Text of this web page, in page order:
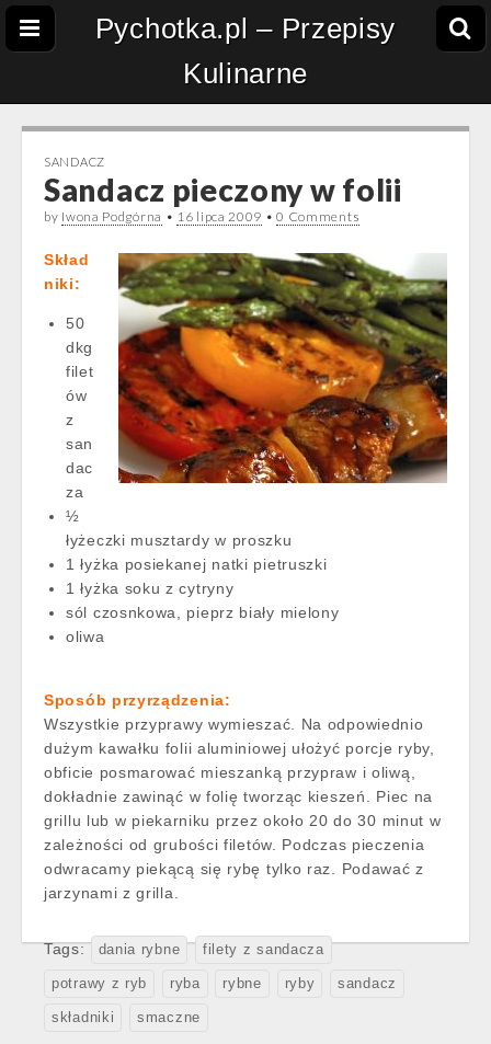
Pychotka.pl – Przepisy
Kulinarne
SANDACZ
Sandacz pieczony w folii
by Iwona Podgórna • 16 lipca 2009 •0 Comments
Skład
niki:
50
dkg
filet
ów
z
san
dac
za
½
łyżeczki musztardy w proszku
1 łyżka posiekanej natki pietruszki
1 łyżka soku z cytryny
sól czosnkowa, pieprz biały mielony
oliwa
Sposób przyrządzenia:
Wszystkie przyprawy wymieszać. Na odpowiednio
dużym kawałku folii aluminiowej ułożyć porcje ryby,
obficie posmarować mieszanką przypraw i oliwą,
dokładnie zawinąć w folię tworząc kieszeń. Piec na
grillu lub w piekarniku przez około 20 do 30 minut w
zależności od grubości filetów. Podczas pieczenia
odwracamy piekącą się rybę tylko raz. Podawać z
jarzynami z grilla.
Tags: dania rybne filety z sandacza
potrawy z ryb ryba rybne ryby sandacz
składniki smaczne